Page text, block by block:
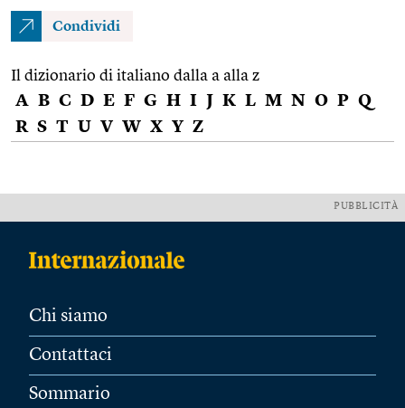
Condividi
Il dizionario di italiano dalla a alla z
A B C D E F G H I J K L M N O P Q
R S T U V W X Y Z
PUBBLICITÀ
Chi siamo
Contattaci
Sommario